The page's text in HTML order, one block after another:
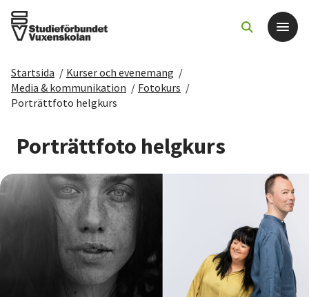
Det här gör vi
Sök kurser och evenemang
Om SV
Starta studiecirkel
Cirkelledare
Startsida / Kurser och evenemang /
Media & kommunikation / Fotokurs /
Porträttfoto helgkurs
Porträttfoto helgkurs